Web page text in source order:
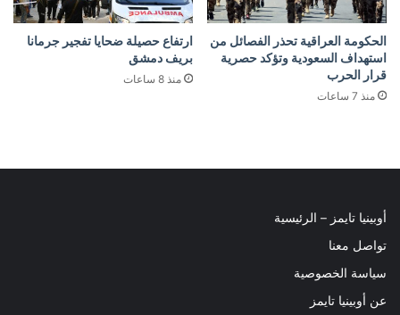
الحكومة العراقية تحذر الفصائل من
استهداف السعودية وتؤكد حصرية
قرار الحرب
منذ 7 ساعات
ارتفاع حصيلة ضحايا تفجير جرمانا
بريف دمشق
منذ 8 ساعات
أوبينيا تايمز – الرئيسية
تواصل معنا
سياسة الخصوصية
عن أوبينيا تايمز